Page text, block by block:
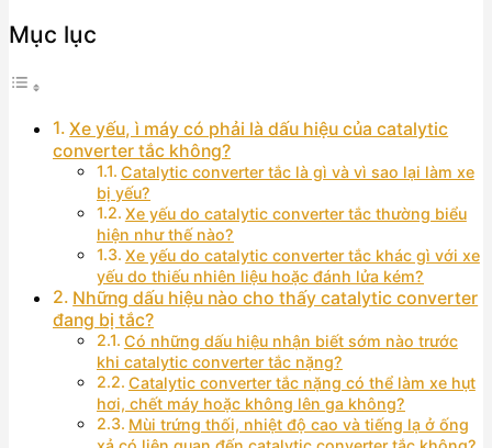
Mục lục
Xe yếu, ì máy có phải là dấu hiệu của catalytic
converter tắc không?
Catalytic converter tắc là gì và vì sao lại làm xe
bị yếu?
Xe yếu do catalytic converter tắc thường biểu
hiện như thế nào?
Xe yếu do catalytic converter tắc khác gì với xe
yếu do thiếu nhiên liệu hoặc đánh lửa kém?
Những dấu hiệu nào cho thấy catalytic converter
đang bị tắc?
Có những dấu hiệu nhận biết sớm nào trước
khi catalytic converter tắc nặng?
Catalytic converter tắc nặng có thể làm xe hụt
hơi, chết máy hoặc không lên ga không?
Mùi trứng thối, nhiệt độ cao và tiếng lạ ở ống